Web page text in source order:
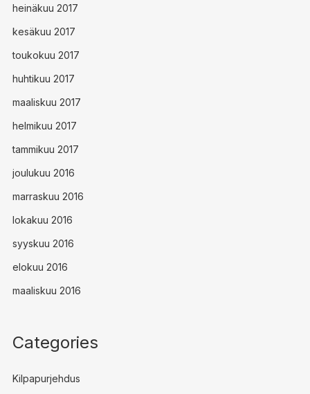
heinäkuu 2017
kesäkuu 2017
toukokuu 2017
huhtikuu 2017
maaliskuu 2017
helmikuu 2017
tammikuu 2017
joulukuu 2016
marraskuu 2016
lokakuu 2016
syyskuu 2016
elokuu 2016
maaliskuu 2016
Categories
Kilpapurjehdus